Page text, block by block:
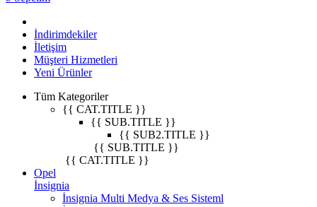
İndirimdekiler
İletişim
Müşteri Hizmetleri
Yeni Ürünler
Tüm Kategoriler
{{ CAT.TITLE }}
{{ SUB.TITLE }}
{{ SUB2.TITLE }}
{{ SUB.TITLE }}
{{ CAT.TITLE }}
Opel
İnsignia
İnsignia Multi Medya & Ses Sisteml